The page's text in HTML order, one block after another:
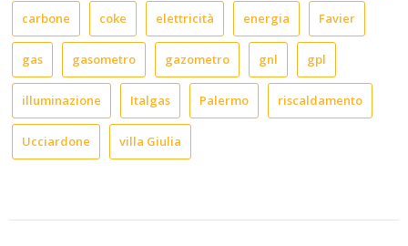
carbone coke elettricità energia Favier
gas gasometro gazometro gnl gpl
illuminazione Italgas Palermo riscaldamento
Ucciardone villa Giulia